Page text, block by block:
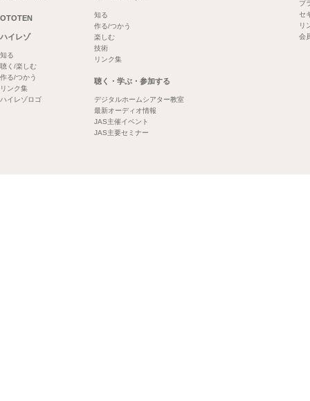
OTOTEN
ハイレゾ
知る
聴く/楽しむ
作る/つかう
リンク集
ハイレゾロゴ
知る
作る/つかう
楽しむ
技術
リンク集
聴く・学ぶ・参加する
デジタルホームシアター教室
最新オーディオ情報
JAS主催イベント
JAS主要セミナー
プ
セ
リ
会